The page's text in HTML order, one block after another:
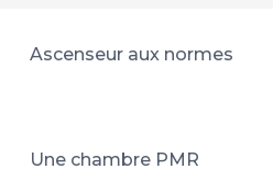
Ascenseur aux normes
Une chambre PMR